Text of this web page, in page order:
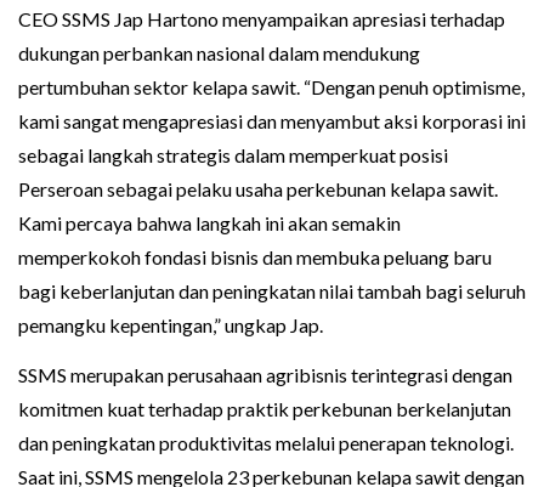
CEO SSMS Jap Hartono menyampaikan apresiasi terhadap
dukungan perbankan nasional dalam mendukung
pertumbuhan sektor kelapa sawit. “Dengan penuh optimisme,
kami sangat mengapresiasi dan menyambut aksi korporasi ini
sebagai langkah strategis dalam memperkuat posisi
Perseroan sebagai pelaku usaha perkebunan kelapa sawit.
Kami percaya bahwa langkah ini akan semakin
memperkokoh fondasi bisnis dan membuka peluang baru
bagi keberlanjutan dan peningkatan nilai tambah bagi seluruh
pemangku kepentingan,” ungkap Jap.
SSMS merupakan perusahaan agribisnis terintegrasi dengan
komitmen kuat terhadap praktik perkebunan berkelanjutan
dan peningkatan produktivitas melalui penerapan teknologi.
Saat ini, SSMS mengelola 23 perkebunan kelapa sawit dengan